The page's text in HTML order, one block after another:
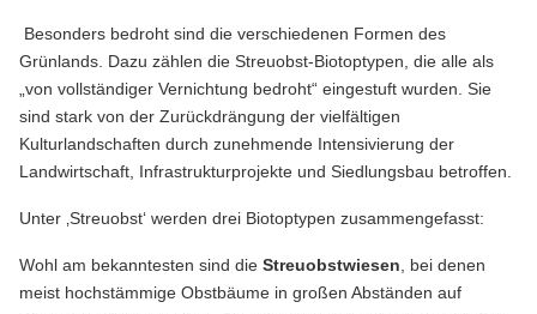
Besonders bedroht sind die verschiedenen Formen des
Grünlands. Dazu zählen die Streuobst-Biotoptypen, die alle als
„von vollständiger Vernichtung bedroht“ eingestuft wurden. Sie
sind stark von der Zurückdrängung der vielfältigen
Kulturlandschaften durch zunehmende Intensivierung der
Landwirtschaft, Infrastrukturprojekte und Siedlungsbau betroffen.
Unter ‚Streuobst‘ werden drei Biotoptypen zusammengefasst:
Wohl am bekanntesten sind dieStreuobstwiesen , bei denen
meist hochstämmige Obstbäume in großen Abständen auf